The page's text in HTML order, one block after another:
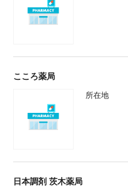
こころ薬局
所在地
日本調剤 茨木薬局